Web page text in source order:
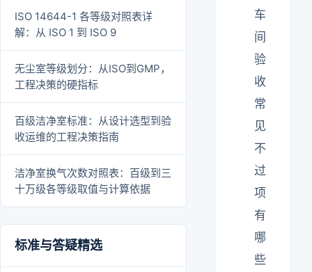
ISO 14644-1 各等级对照表详
解：从 ISO 1 到 ISO 9
无尘室等级划分：从ISO到GMP，
工程决策的硬指标
百级洁净室标准：从设计选型到验
收运维的工程决策指南
洁净室换气次数对照表：百级到三
十万级各等级取值与计算依据
标准与答疑精选
车
间
验
收
常
见
不
过
项
有
哪
些